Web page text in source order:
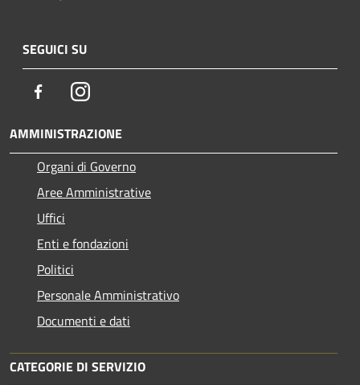
SEGUICI SU
FacebookInstagram
AMMINISTRAZIONE
Organi di Governo
Aree Amministrative
Uffici
Enti e fondazioni
Politici
Personale Amministrativo
Documenti e dati
CATEGORIE DI SERVIZIO